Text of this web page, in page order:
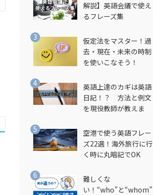
解説】英語会議で使え
るフレーズ集
仮定法をマスター！過
去・現在・未来の時制
を使いこなそう！
英語上達のカギは英語
日記！？ 方法と例文
を現役教師が教えま
空港で使う英語フレー
ズ22選！海外旅行に行
く時に丸暗記でOK
難しくな
い！“who”と“whom”